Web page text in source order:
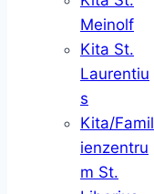
Meinolf
Kita St.
Laurentiu
s
Kita/Famil
ienzentru
m St.